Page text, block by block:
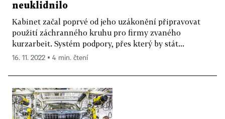
neuklidnilo
Kabinet začal poprvé od jeho uzákonění připravovat
použití záchranného kruhu pro firmy zvaného
kurzarbeit. Systém podpory, přes který by stát...
16. 11. 2022 ▪ 4 min. čtení